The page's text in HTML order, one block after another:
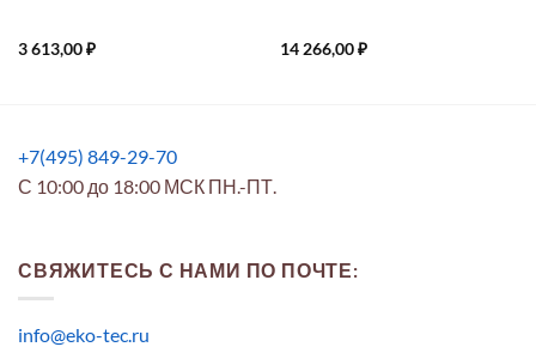
3 613,00₽ 14 266,00₽
+7(495) 849-29-70
С 10:00 до 18:00 МСК ПН.-ПТ.
СВЯЖИТЕСЬ С НАМИ ПО ПОЧТЕ:
info@eko-tec.ru